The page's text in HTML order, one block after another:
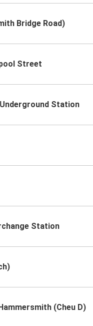
Bridge Road)
Street
Station
Station
(Cheu D)